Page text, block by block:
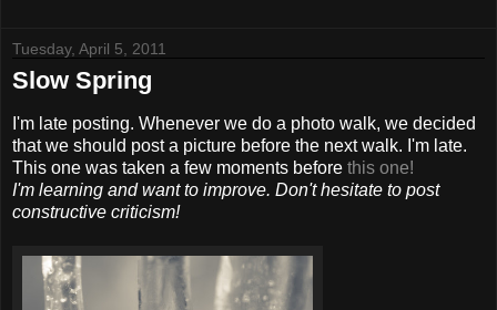
Tuesday, April 5, 2011
Slow Spring
I'm late posting. Whenever we do a photo walk, we decided
that we should post a picture before the next walk. I'm late.
This one was taken a few moments before this one!
I'm learning and want to improve. Don't hesitate to post
constructive criticism!